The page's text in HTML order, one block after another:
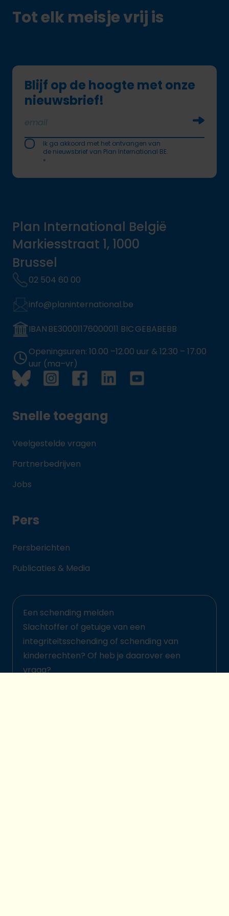
Tot elk meisje vrij is
Blijf op de hoogte met onze
nieuwsbrief!
Ik ga akkoord met het ontvangen van
de nieuwsbrief van Plan International BE.
*
Plan International België
Markiesstraat 1, 1000
Brussel
02 504 60 00
info@planinternational.be
IBAN BE30001176000011 BIC GEBABEBB
Openingsuren: 10.00 –12.00 uur & 12.30 – 17.00
uur (ma–vr)
Snelle toegang
Veelgestelde vragen
Partnerbedrijven
Jobs
Pers
Persberichten
Publicaties & Media
Een schending melden
Slachtoffer of getuige van een
integriteitsschending of schending van
kinderrechten? Of heb je daarover een
vraag?